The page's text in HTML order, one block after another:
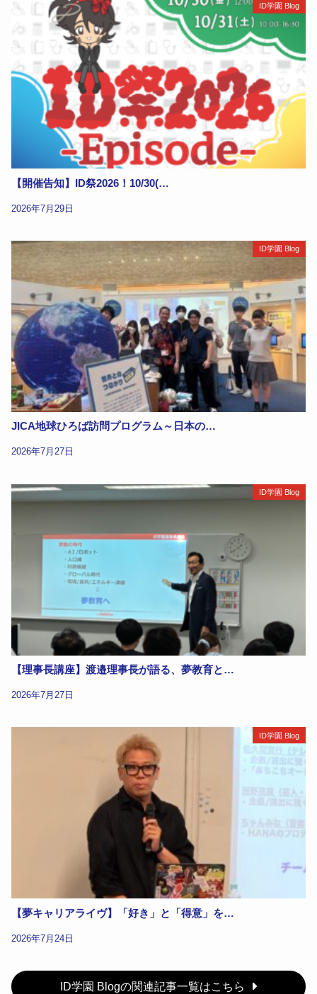
ID学園 Blog
【開催告知】ID祭2026！10/30(…
2026年7月29日
ID学園 Blog
JICA地球ひろば訪問プログラム～日本の…
2026年7月27日
ID学園 Blog
【理事長講座】渡邉理事長が語る、夢教育と…
2026年7月27日
ID学園 Blog
【夢キャリアライヴ】「好き」と「得意」を…
2026年7月24日
ID学園 Blogの関連記事一覧はこちら